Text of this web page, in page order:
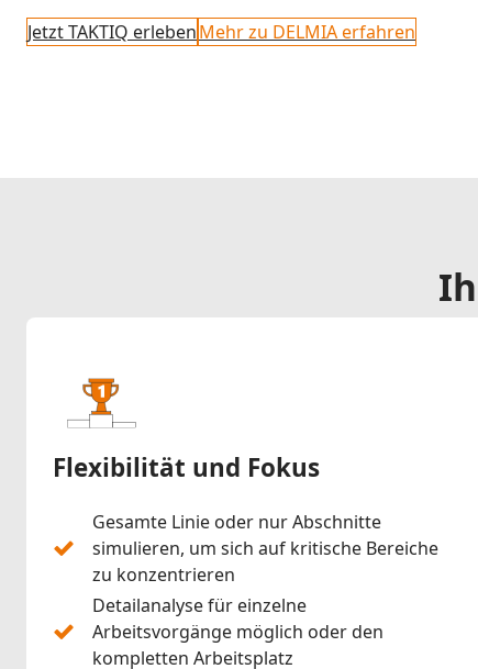
Jetzt TAKTIQ erlebenMehr zu DELMIA erfahren
Flexibilität und Fokus
Gesamte Linie oder nur Abschnitte
simulieren, um sich auf kritische Bereiche
zu konzentrieren
Detailanalyse für einzelne
Arbeitsvorgänge möglich oder den
kompletten Arbeitsplatz